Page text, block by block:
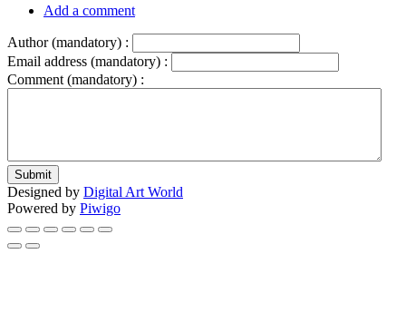
Add a comment
Author (mandatory) :
Email address (mandatory) :
Comment (mandatory) :
Submit
Designed by Digital Art World
Powered by Piwigo